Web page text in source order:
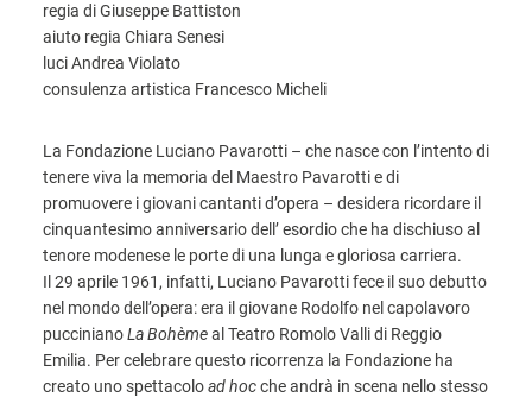
regia di Giuseppe Battiston
aiuto regia Chiara Senesi
luci Andrea Violato
consulenza artistica Francesco Micheli
La Fondazione Luciano Pavarotti – che nasce con l’intento di
tenere viva la memoria del Maestro Pavarotti e di
promuovere i giovani cantanti d’opera – desidera ricordare il
cinquantesimo anniversario dell’ esordio che ha dischiuso al
tenore modenese le porte di una lunga e gloriosa carriera.
Il 29 aprile 1961, infatti, Luciano Pavarotti fece il suo debutto
nel mondo dell’opera: era il giovane Rodolfo nel capolavoro
puccinianoLa Bohèmeal Teatro Romolo Valli di Reggio
Emilia. Per celebrare questo ricorrenza la Fondazione ha
creato uno spettacoload hocche andrà in scena nello stesso